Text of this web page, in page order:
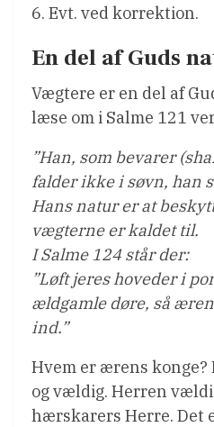
6. Evt. ved korrektion.
En del af Guds
Vægtere er en del af
læse om i Salme 121
”Han, som bevarer
falder ikke i søvn, han
Hans natur er at
vægterne er kaldet til.
I Salme 124 står der:
”Løft jeres hoveder i
ældgamle døre, så
ind.”
Hvem er ærens
og vældig. Herren
hærskarers Herre. Det